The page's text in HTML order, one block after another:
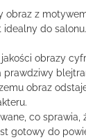
obraz z
idealny do salonu.
obrazy
prawdziwy
obraz
co sprawia,
gotowy do